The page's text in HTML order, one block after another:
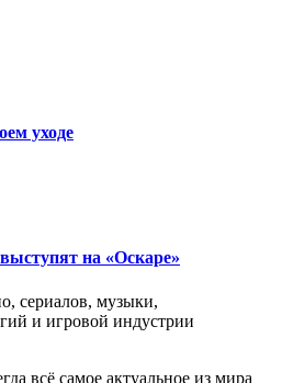
уходе
на «Оскаре»
сериалов, музыки,
и игровой индустрии
всё самое актуальное из мира